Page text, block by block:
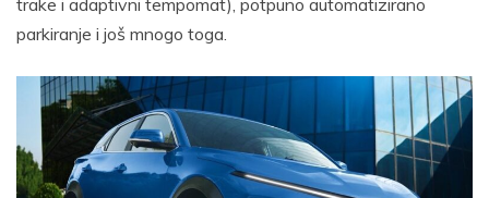
trake i adaptivni tempomat), potpuno automatizirano
parkiranje i još mnogo toga.